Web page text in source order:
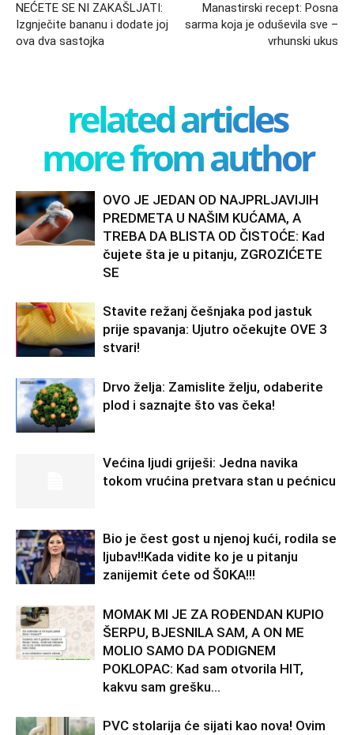
NEĆETE SE NI ZAKAŠLJATI:
Izgnječite bananu i dodate joj
ova dva sastojka
Manastirski recept: Posna
sarma koja je oduševila sve –
vrhunski ukus
related articles
more from author
OVO JE JEDAN OD NAJPRLJAVIJIH
PREDMETA U NAŠIM KUĆAMA, A
TREBA DA BLISTA OD ČISTOĆE: Kad
čujete šta je u pitanju, ZGROZIĆETE
SE
Stavite režanj češnjaka pod jastuk
prije spavanja: Ujutro očekujte OVE 3
stvari!
Drvo želja: Zamislite želju, odaberite
plod i saznajte što vas čeka!
Većina ljudi griješi: Jedna navika
tokom vrućina pretvara stan u pećnicu
Bio je čest gost u njenoj kući, rodila se
ljubav!!Kada vidite ko je u pitanju
zanijemit ćete od Š0KA!!!
MOMAK MI JE ZA ROĐENDAN KUPIO
ŠERPU, BJESNILA SAM, A ON ME
MOLIO SAMO DA PODIGNEM
POKLOPAC: Kad sam otvorila HIT,
kakvu sam grešku...
PVC stolarija će sijati kao nova! Ovim